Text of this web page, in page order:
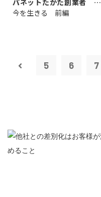
パネットたかた創業者 髙
田 明氏
今を生きる 前編
5 6 7